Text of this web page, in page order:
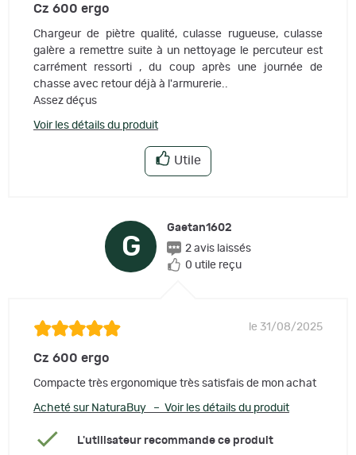
Cz 600 ergo
Chargeur de piètre qualité, culasse rugueuse, culasse
galère a remettre suite à un nettoyage le percuteur est
carrément ressorti , du coup après une journée de
chasse avec retour déjà à l'armurerie..
Assez déçus
Voir les détails du produit
Utile
G
Gaetan1602
2 avis laissés
0 utile reçu
le 31/08/2025
Cz 600 ergo
Compacte très ergonomique très satisfais de mon achat
Acheté sur NaturaBuy – Voir les détails du produit
L'utilisateur recommande ce produit